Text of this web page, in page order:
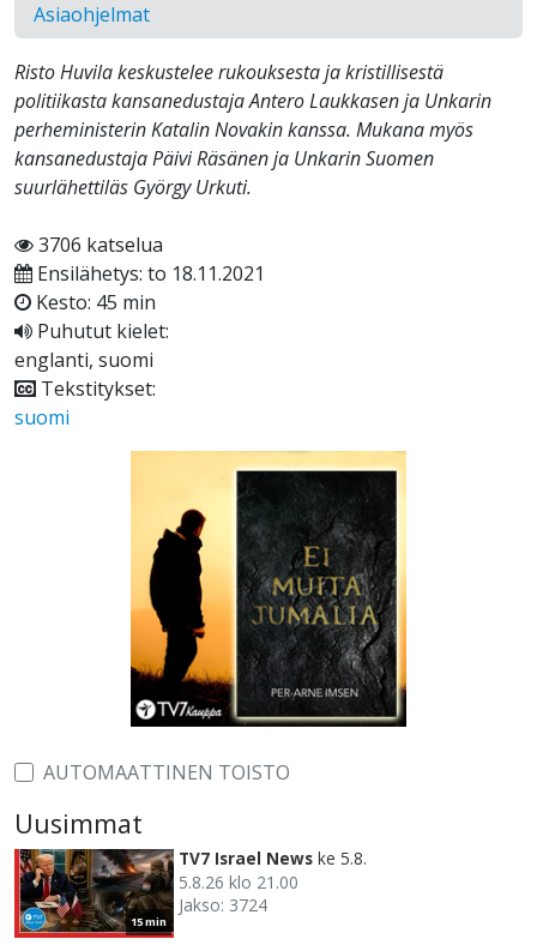
Asiaohjelmat
Risto Huvila keskustelee rukouksesta ja kristillisestä
politiikasta kansanedustaja Antero Laukkasen ja Unkarin
perheministerin Katalin Novakin kanssa. Mukana myös
kansanedustaja Päivi Räsänen ja Unkarin Suomen
suurlähettiläs György Urkuti.
3706 katselua
Ensilähetys: to 18.11.2021
Kesto: 45 min
Puhutut kielet:
englanti, suomi
Tekstitykset:
suomi
AUTOMAATTINEN TOISTO
Uusimmat
15 min
TV7 Israel News ke 5.8.
5.8.26 klo 21.00
Jakso: 3724